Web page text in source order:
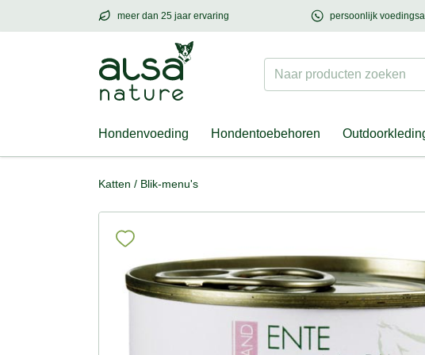
meer dan 25 jaar ervaring
meer dan25 jaar ervaring – met hart voor hond & eigenaar
persoonlijk Mailons
Naar producten zoeken
Hondenvoeding Hondentoebehoren
Katten / Blik-menu's